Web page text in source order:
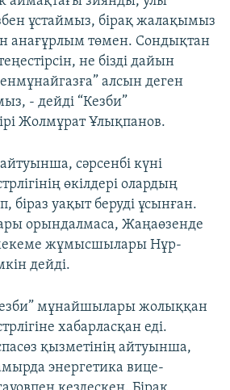
ұстаймыз, бірақ жалақымыз
анағұрлым төмен. Сондықтан
не бізді дайын
алсын деген
- дейді “Кезби”
Жолмұрат Ұлықпанов.
сәрсенбі күні
өкілдері олардың
біраз уақыт беруді ұсынған.
орындалмаса, Жаңаөзенде
мекеме жұмысшылары Нұр-
дейді.
мұнайшылары жолыққан
хабарласқан еді.
қызметінің айтуынша,
энергетика вице-